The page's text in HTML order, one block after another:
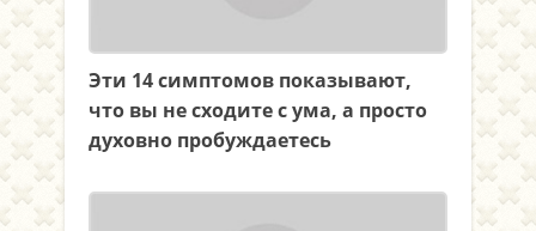
Эти 14 симптомов показывают,
что вы не сходите с ума, а просто
духовно пробуждаетесь